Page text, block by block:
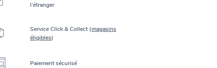
l’étranger
Service Click & Collect (magasins
éligibles)
Paiement sécurisé